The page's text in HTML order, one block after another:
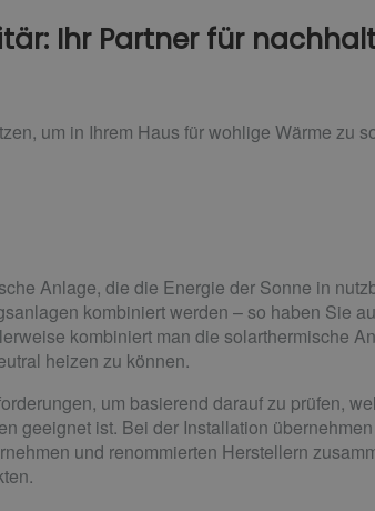
Ihr Partner für
um in Ihrem Haus für wohlige Wärme zu
Anlage, die die Energie der Sonne in
kombiniert werden – so haben Sie
kombiniert man die solarthermische
heizen zu können.
um basierend darauf zu prüfen,
geeignet ist. Bei der Installation
und renommierten Herstellern